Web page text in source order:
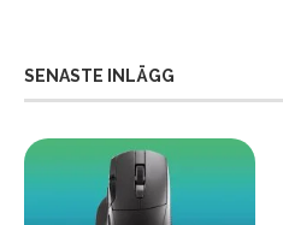
SENASTE INLÄGG